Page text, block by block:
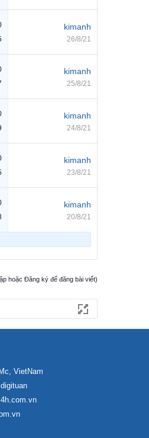
kimanh
26/8/21
kimanh
25/8/21
kimanh
24/8/21
kimanh
23/8/21
kimanh
20/8/21
hoặc Đăng ký để đăng bài viết)
VietNam